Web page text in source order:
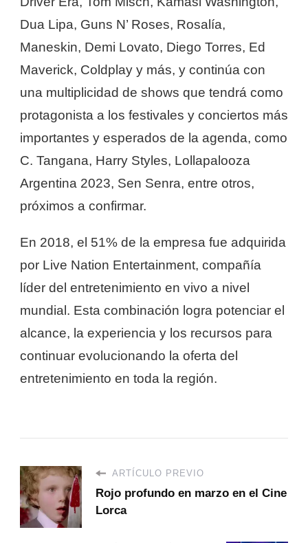
Dua Lipa, Guns N’ Roses, Rosalía,
Maneskin, Demi Lovato, Diego Torres, Ed
Maverick, Coldplay y más, y continúa con
una multiplicidad de shows que tendrá como
protagonista a los festivales y conciertos más
importantes y esperados de la agenda, como
C. Tangana, Harry Styles, Lollapalooza
Argentina 2023, Sen Senra, entre otros,
próximos a confirmar.
En 2018, el 51% de la empresa fue adquirida
por Live Nation Entertainment, compañía
líder del entretenimiento en vivo a nivel
mundial. Esta combinación logra potenciar el
alcance, la experiencia y los recursos para
continuar evolucionando la oferta del
entretenimiento en toda la región.
ARTÍCULO PREVIO
Rojo profundo en marzo en el Cine
Lorca